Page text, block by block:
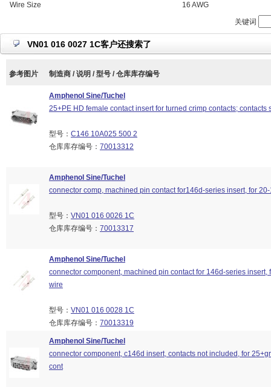
Wire Size
16 AWG
关键词
VN01 016 0027 1C客户还搜索了
参考图片 制造商 / 说明 / 型号 / 仓库库存编号
Amphenol Sine/Tuchel
25+PE HD female contact insert for turned crimp contacts; contacts
型号： C146 10A025 500 2
仓库库存编号： 70013312
Amphenol Sine/Tuchel
connector comp, machined pin contact for146d-series insert, for
型号： VN01 016 0026 1C
仓库库存编号： 70013317
Amphenol Sine/Tuchel
connector component, machined pin contact for 146d-series insert,
wire
型号： VN01 016 0028 1C
仓库库存编号： 70013319
Amphenol Sine/Tuchel
connector component, c146d insert, contacts not included, for
cont